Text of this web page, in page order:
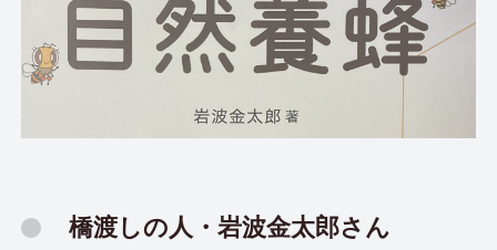
橋渡しの人・岩波金太郎さん